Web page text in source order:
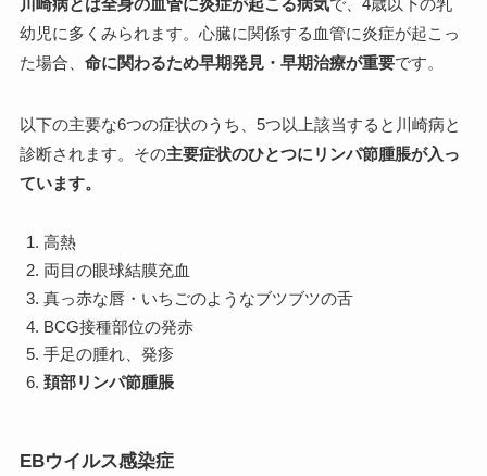
川崎病とは全身の血管に炎症が起こる病気で、4歳以下の乳
幼児に多くみられます。心臓に関係する血管に炎症が起こっ
た場合、 命に関わるため早期発見・早期治療が重要です。
以下の主要な6つの症状のうち、5つ以上該当すると川崎病と
診断されます。その主要症状のひとつにリンパ節腫脹が入っ
ています。
高熱
両目の眼球結膜充血
真っ赤な唇・いちごのようなブツブツの舌
BCG接種部位の発赤
手足の腫れ、発疹
頚部リンパ節腫脹
EBウイルス感染症